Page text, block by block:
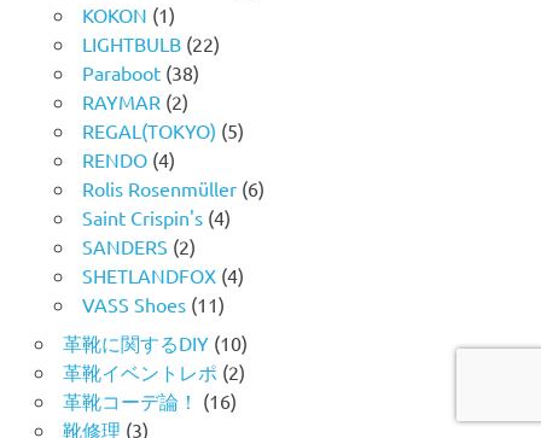
KOKON (1)
LIGHTBULB(22)
Paraboot(38)
RAYMAR (2)
REGAL(TOKYO) (5)
RENDO(4)
Rolis Rosenmüller(6)
Saint Crispin's(4)
SANDERS (2)
SHETLANDFOX(4)
VASS Shoes(11)
革靴に関するDIY(10)
革靴イベントレポ (2)
革靴コーデ論！ (16)
靴修理 (3)